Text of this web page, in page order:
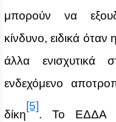
μπορούν να
κίνδυνο, ειδικά
άλλα ενισχυτικά
ενδεχόμενο
δίκη
[5]
.Το ΕΔΔΑ